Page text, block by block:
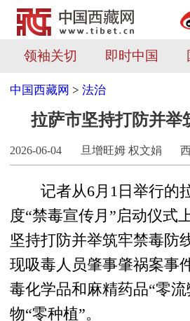
领袖关切 即时中国
中国西藏网 >法治
拉萨市坚持打防并举
2026-06-04 旦增旺姆 权文娟
记者从6月1日举行的
度“禁毒宣传月”启动仪式
坚持打防并举筑牢禁毒防
现吸毒人员肇事肇祸案事
毒化学品和麻精药品“零
物“零种植”。